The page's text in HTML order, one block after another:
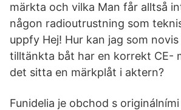
märkta och vilka Man får alltså
någon radioutrustning som
uppfy Hej! Hur kan jag som
tilltänkta båt har en korrekt CE-
det sitta en märkplåt i aktern?
Funidelia je obchod s